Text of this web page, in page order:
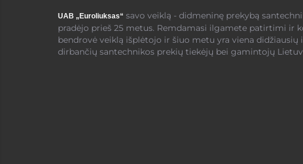
UAB „Euroliuksas“ savo veiklą - didmeninę prekybą
pradėjo prieš 25 metus. Remdamasi ilgamete patirtimi ir
bendrovė veiklą išplėtojo ir šiuo metu yra viena didžiausių
dirbančių santechnikos prekių tiekėjų bei gamintojų